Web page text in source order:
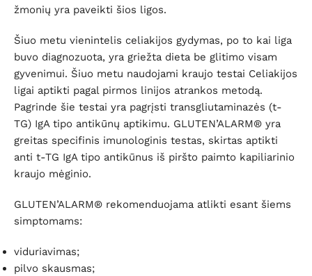
žmonių yra paveikti šios ligos.
Šiuo metu vienintelis celiakijos gydymas, po to kai liga
buvo diagnozuota, yra griežta dieta be glitimo visam
gyvenimui. Šiuo metu naudojami kraujo testai Celiakijos
ligai aptikti pagal pirmos linijos atrankos metodą.
Pagrinde šie testai yra pagrįsti transgliutaminazės (t-
TG) IgA tipo antikūnų aptikimu. GLUTEN’ALARM® yra
greitas specifinis imunologinis testas, skirtas aptikti
anti t-TG IgA tipo antikūnus iš piršto paimto kapiliarinio
kraujo mėginio.
GLUTEN’ALARM® rekomenduojama atlikti esant šiems
simptomams:
viduriavimas;
pilvo skausmas;